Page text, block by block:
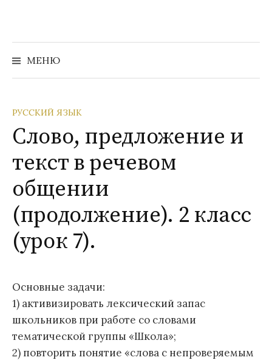
содержимому
МЕНЮ
Найти:
РУССКИЙ ЯЗЫК
Слово, предложение и
текст в речевом
общении
(продолжение). 2 класс
(урок 7).
Основные задачи:
1) активизировать лексический запас
школьников при работе со словами
тематической группы «Школа»;
2) повторить понятие «слова с непроверяемым